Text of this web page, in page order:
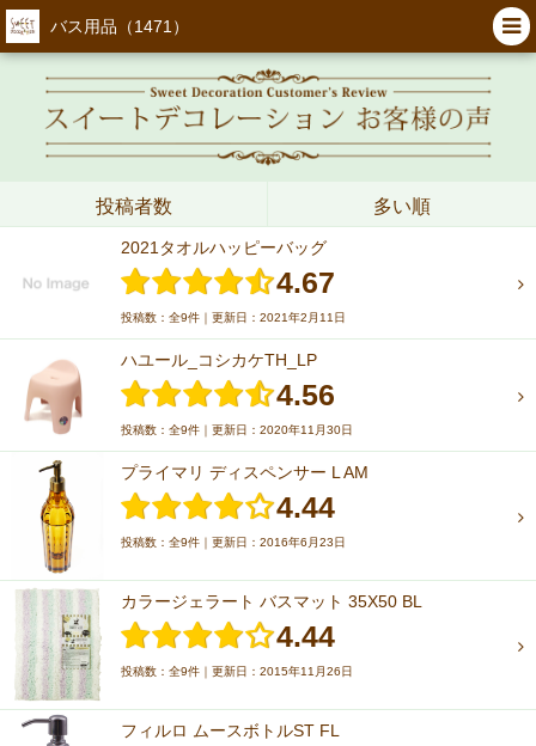
バス用品（1471）
投稿者数 多い順
2021タオルハッピーバッグ
4.67
投稿数：全9件｜更新日：2021年2月11日
ハユール_コシカケTH_LP
4.56
投稿数：全9件｜更新日：2020年11月30日
プライマリ ディスペンサー L AM
4.44
投稿数：全9件｜更新日：2016年6月23日
カラージェラート バスマット 35X50 BL
4.44
投稿数：全9件｜更新日：2015年11月26日
フィルロ ムースボトルST FL